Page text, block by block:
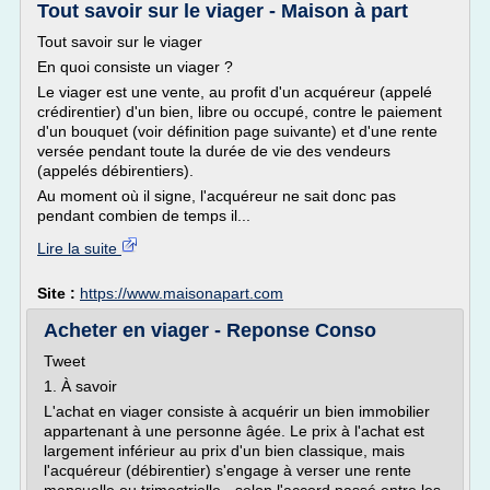
Tout savoir sur le viager - Maison à part
Tout savoir sur le viager
En quoi consiste un viager ?
Le viager est une vente, au profit d'un acquéreur (appelé
crédirentier) d'un bien, libre ou occupé, contre le paiement
d'un bouquet (voir définition page suivante) et d'une rente
versée pendant toute la durée de vie des vendeurs
(appelés débirentiers).
Au moment où il signe, l'acquéreur ne sait donc pas
pendant combien de temps il...
Lire la suite
Site : https://www.maisonapart.com
Acheter en viager - Reponse Conso
Tweet
1. À savoir
L'achat en viager consiste à acquérir un bien immobilier
appartenant à une personne âgée. Le prix à l'achat est
largement inférieur au prix d'un bien classique, mais
l'acquéreur (débirentier) s'engage à verser une rente